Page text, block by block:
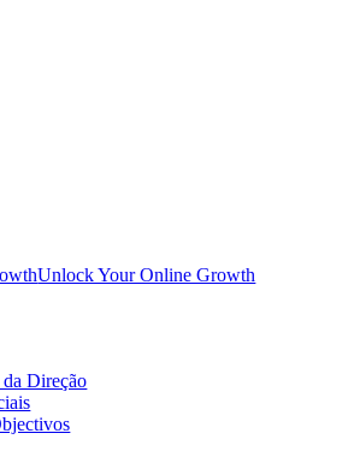
Unlock Your Online Growth
Direção